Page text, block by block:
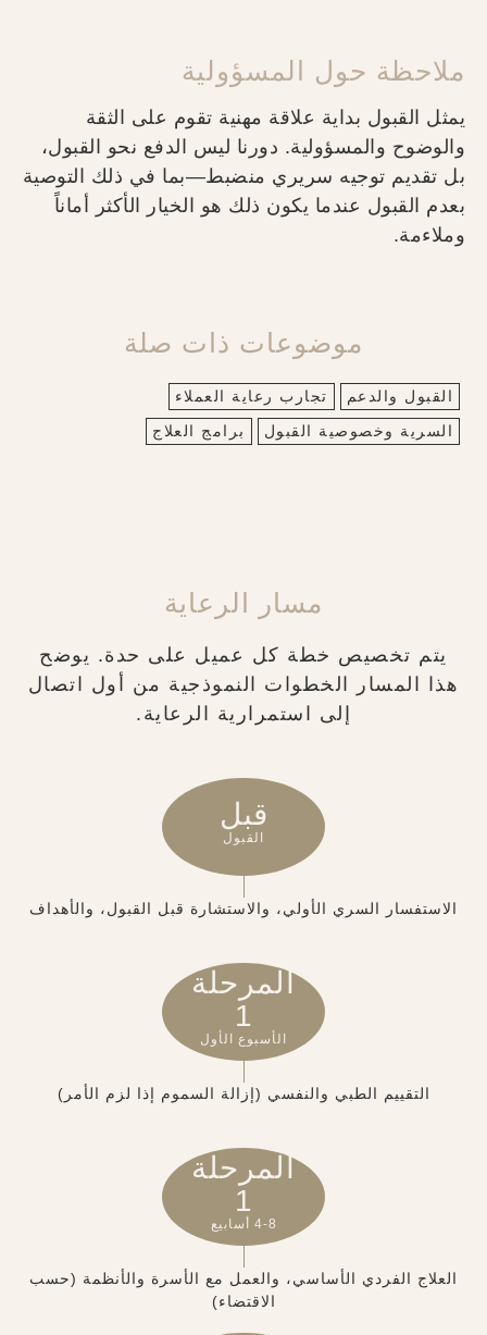
ملاحظة حول المسؤولية
يمثل القبول بداية علاقة مهنية تقوم على الثقة
والوضوح والمسؤولية. دورنا ليس الدفع نحو القبول،
بل تقديم توجيه سريري منضبط—بما في ذلك التوصية
بعدم القبول عندما يكون ذلك هو الخيار الأكثر أماناً
وملاءمة.
موضوعات ذات صلة
القبول والدعم
تجارب رعاية العملاء
السرية وخصوصية القبول
برامج العلاج
مسار الرعاية
يتم تخصيص خطة كل عميل على حدة. يوضح
هذا المسار الخطوات النموذجية من أول اتصال
إلى استمرارية الرعاية.
قبل
القبول
الاستفسار السري الأولي، والاستشارة قبل القبول، والأهداف
المرحلة
1
الأسبوع الأول
التقييم الطبي والنفسي (إزالة السموم إذا لزم الأمر)
المرحلة
1
4-8 أسابيع
العلاج الفردي الأساسي، والعمل مع الأسرة والأنظمة (حسب
الاقتضاء)